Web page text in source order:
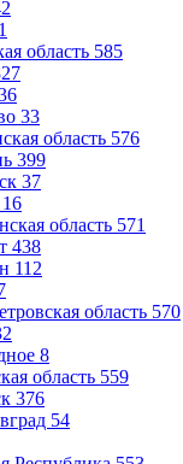
область 585
33
область 576
399
37
16
область 571
438
112
область 570
8
область 559
376
54